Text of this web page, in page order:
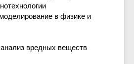
в физике и
анализ вредных веществ